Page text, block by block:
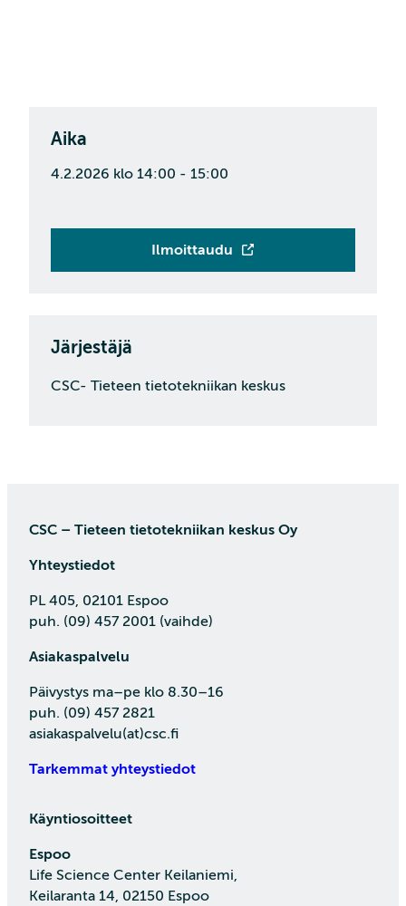
Aika
4.2.2026 klo 14:00 - 15:00
Ilmoittaudu
Järjestäjä
CSC- Tieteen tietotekniikan keskus
CSC – Tieteen tietotekniikan keskus Oy
Yhteystiedot
PL 405, 02101 Espoo
puh. (09) 457 2001 (vaihde)
Asiakaspalvelu
Päivystys ma–pe klo 8.30–16
puh. (09) 457 2821
asiakaspalvelu(at)csc.fi
Tarkemmat yhteystiedot
Käyntiosoitteet
Espoo
Life Science Center Keilaniemi,
Keilaranta 14, 02150 Espoo